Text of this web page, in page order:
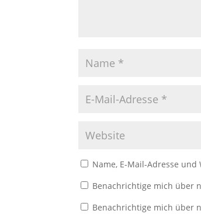
Name, E-Mail-Adresse
Benachrichtige mich über
Benachrichtige mich über